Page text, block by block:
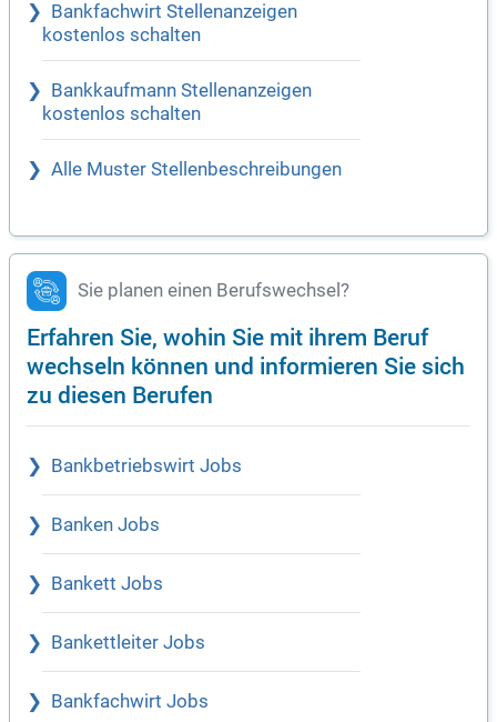
Bankfachwirt Stellenanzeigen
kostenlos schalten
Bankkaufmann Stellenanzeigen
kostenlos schalten
Alle Muster Stellenbeschreibungen
Sie planen einen Berufswechsel?
Erfahren Sie, wohin Sie mit ihrem Beruf
wechseln können und informieren Sie sich
zu diesen Berufen
Bankbetriebswirt Jobs
Banken Jobs
Bankett Jobs
Bankettleiter Jobs
Bankfachwirt Jobs